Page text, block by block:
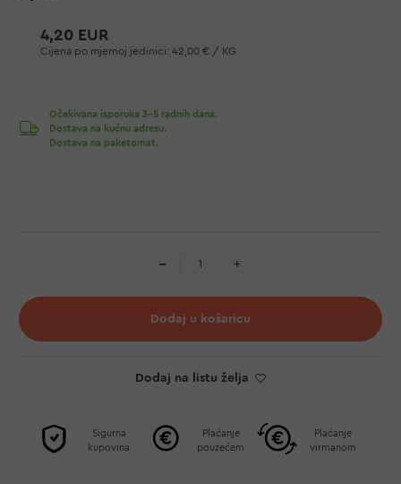
4,20 EUR
Cijena po mjernoj jedinici: 42,00 € / KG
Očekivana isporuka 3-5 radnih dana.
Dostava na kućnu adresu.
Dostava na paketomat.
Dodaj u košaricu
Dodaj na listu želja
Sigurna
kupovina
Plaćanje
pouzećem
Plaćanje
virmanom